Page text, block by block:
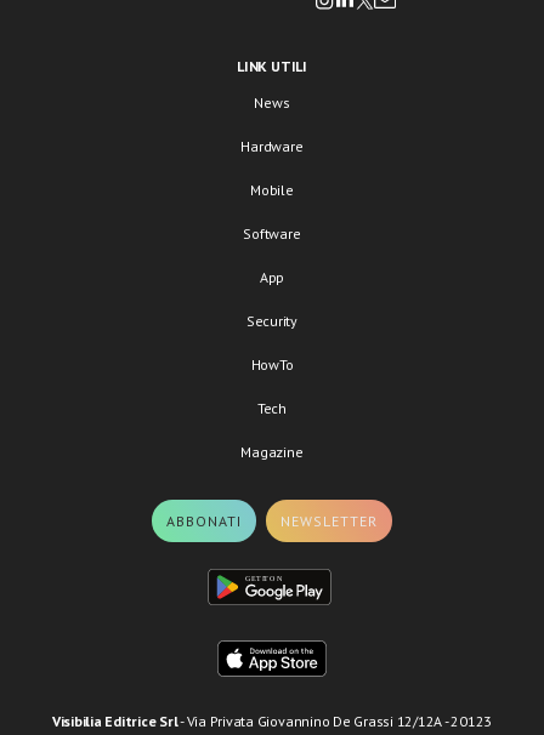
LINK UTILI
News
Hardware
Mobile
Software
App
Security
HowTo
Tech
Magazine
ABBONATI NEWSLETTER
Visibilia Editrice Srl- Via Privata Giovannino De Grassi 12/12A - 20123